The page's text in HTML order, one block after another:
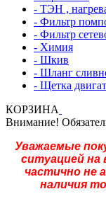
- ТЭН ,
- Фильтр
- Фильтр
- Химия
- Шкив
- Шланг
- Щетка
КОРЗИНА
Внимание!
Уважаемые
ситуацией
частично не
наличия